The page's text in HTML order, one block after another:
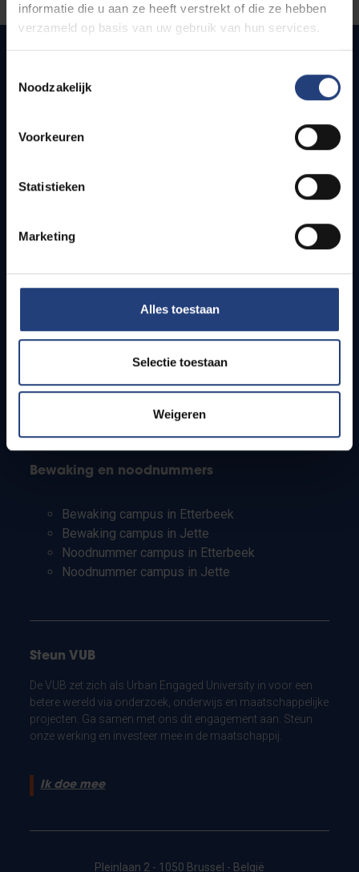
informatie die u aan ze heeft verstrekt of die ze hebben
verzameld op basis van uw gebruik van hun services.
Noodzakelijk
Voorkeuren
Statistieken
Marketing
Alles toestaan
Selectie toestaan
Weigeren
Snel naar
Bereikbaarheid
Studenten
PhD-studenten
Leerkrachten en secundaire scholen
Bewaking en noodnummers
Bewaking campus in Etterbeek
Bewaking campus in Jette
Noodnummer campus in Etterbeek
Noodnummer campus in Jette
Steun VUB
De VUB zet zich als Urban Engaged University in voor een
betere wereld via onderzoek, onderwijs en maatschappelijke
projecten. Ga samen met ons dit engagement aan. Steun
onze werking en investeer mee in de maatschappij.
Ik doe mee
Pleinlaan 2 - 1050 Brussel - België